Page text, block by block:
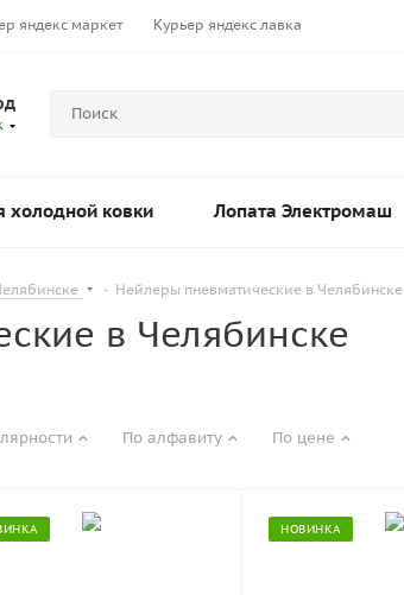
яндекс маркет Курьер яндекс лавка
холодной ковки Лопата Электромаш
- Нейлеры пневматические в Челябинске
в Челябинске
По алфавиту По цене
НОВИНКА